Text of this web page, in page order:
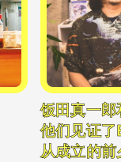
饭田真一
他们见证
从成立的